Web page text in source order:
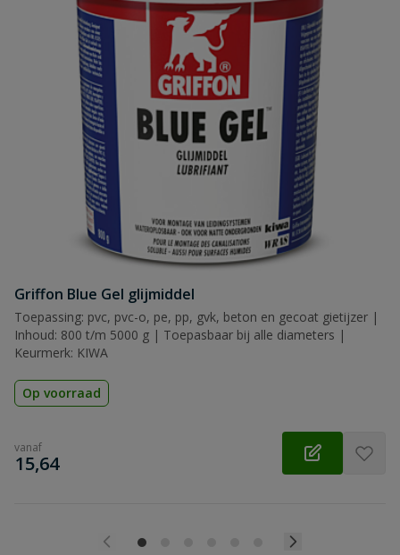
Griffon Blue Gel glijmiddel
Toepassing: pvc, pvc-o, pe, pp, gvk, beton en gecoat gietijzer |
Inhoud: 800 t/m 5000 g | Toepasbaar bij alle diameters |
Keurmerk: KIWA
Op voorraad
vanaf
€
15,64